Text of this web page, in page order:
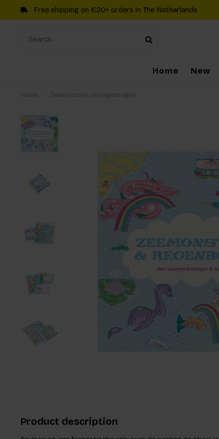
Free shipping on €20+ orders in The Netherlands
Home New
Product description